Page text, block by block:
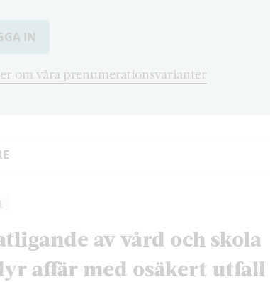
IN
om våra prenumerationsvarianter
av vård och skola
affär med osäkert utfall